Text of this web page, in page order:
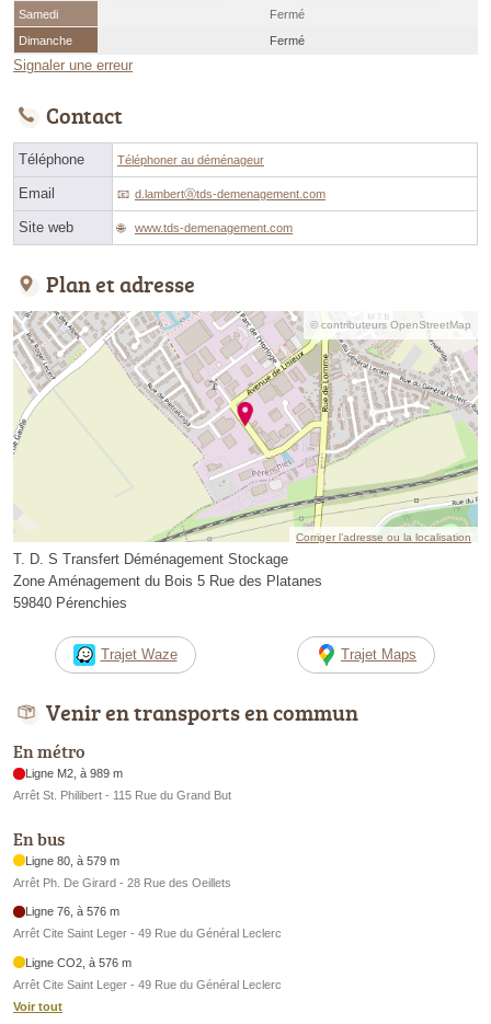
Samedi
Fermé
Dimanche
Fermé
Signaler une erreur
Contact
Téléphone Téléphoner au déménageur
Email d.lambertⓐtds-demenagement.com
Site web www.tds-demenagement.com
Plan et adresse
© contributeurs OpenStreetMap
Corriger l’adresse ou la localisation
T. D. S Transfert Déménagement Stockage
Zone Aménagement du Bois 5 Rue des Platanes
59840 Pérenchies
Trajet Waze Trajet Maps
Venir en transports en commun
En métro
Ligne M2, à 989 m
Arrêt St. Philibert - 115 Rue du Grand But
En bus
Ligne 80, à 579 m
Arrêt Ph. De Girard - 28 Rue des Oeillets
Ligne 76, à 576 m
Arrêt Cite Saint Leger - 49 Rue du Général Leclerc
Ligne CO2, à 576 m
Arrêt Cite Saint Leger - 49 Rue du Général Leclerc
Voir tout